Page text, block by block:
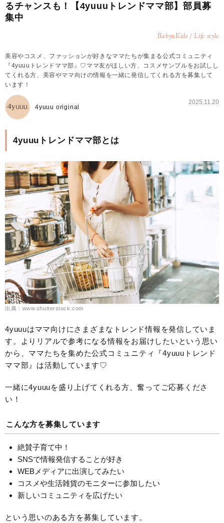
るチャンスも！【4yuuuトレンドママ部】部員募
集中
Baby&Kids / Life style
美容やコスメ、ファッションが好きなママたちが集まる公式コミュニティ
『4yuuuトレンドママ部』♡ママ友がほしい方、コスメサンプルをお試しし
てくれる方、美容やママ向けの情報を一緒に発信してくれる方を募集して
います！
4yuuu original
2025.11.20
4yuuuトレンドママ部とは
出典：www.shutterstock.com
4yuuuはママ向けにさまざまなトレンド情報を発信していま
す。よりリアルで参考になる情報をお届けしたいという思い
から、ママたちを集めた公式コミュニティ『4yuuuトレンド
ママ部』は活動しています♡
一緒に4yuuuを盛り上げてくれる方、奮ってご応募くださ
い！
こんな方を募集しています
絶賛子育て中！
SNSで情報発信することが好き
WEBメディアに出演してみたい
コスメや生活雑貨のモニターに参加したい
新しいコミュニティを広げたい
という思いのある方を募集しています。